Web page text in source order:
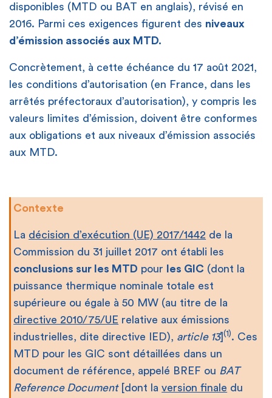
disponibles (MTD ou BAT en anglais), révisé en
2016. Parmi ces exigences figurent des niveaux
d’émission associés aux MTD.
Concrètement, à cette échéance du 17 août 2021,
les conditions d’autorisation (en France, dans les
arrêtés préfectoraux d’autorisation), y compris les
valeurs limites d’émission, doivent être conformes
aux obligations et aux niveaux d’émission associés
aux MTD.
Contexte
La décision d’exécution (UE) 2017/1442 de la
Commission du 31 juillet 2017 ont établi les
conclusions sur les MTD pour les GIC (dont la
puissance thermique nominale totale est
supérieure ou égale à 50 MW (au titre de la
directive 2010/75/UE relative aux émissions
industrielles, dite directive IED), article 13](1). Ces
MTD pour les GIC sont détaillées dans un
document de référence, appelé BREF ou BAT
Reference Document[dont laversion finale du